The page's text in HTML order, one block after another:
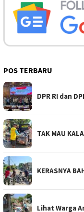
POS TERBARU
DPR RI dan
TAK MAU
KERASNYA
Lihat Warga